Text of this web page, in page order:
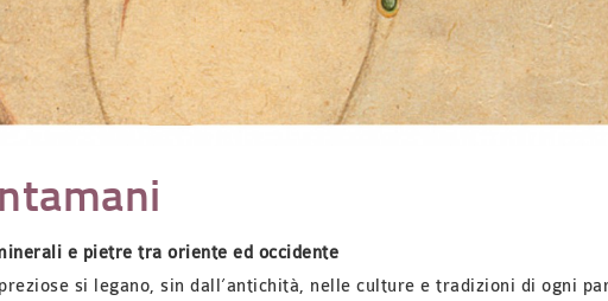
e pietre tra oriente ed occidente
si legano, sin dall’antichità, nelle culture e tradizioni di ogni